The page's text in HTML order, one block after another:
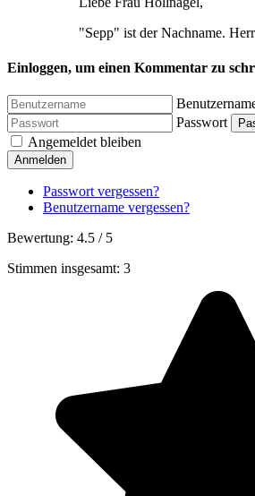
"Sepp" ist der Nachname.
Einloggen, um einen Kommentar zu
Passwort
Angemeldet bleiben
Anmelden
Passwort vergessen?
Benutzername vergessen?
Bewertung: 4.5 / 5
Stimmen insgesamt: 3